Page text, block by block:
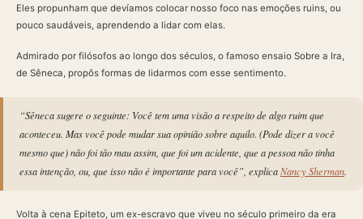
Eles propunham que devíamos colocar nosso foco nas emoções ruins, ou
pouco saudáveis, aprendendo a lidar com elas.
Admirado por filósofos ao longo dos séculos, o famoso ensaio Sobre a Ira,
de Sêneca, propôs formas de lidarmos com esse sentimento.
“Sêneca sugere o seguinte: Você tem uma visão a respeito de algo ruim que
aconteceu. Mas você pode mudar sua opinião sobre aquilo. (Pode dizer a você
mesmo que) não foi tão mau assim, que foi um acidente, que a pessoa não tinha
essa intenção, ou, que isso não é importante para você”, explicaNancy Sherman.
Volta à cena Epiteto, um ex-escravo que viveu no século primeiro da era